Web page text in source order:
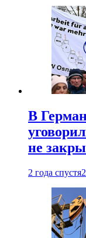
В
не
2 года спустя